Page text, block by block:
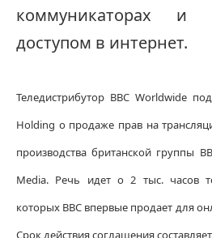
коммуникаторах и
доступом в интернет.
Теледистрибутор BBC Worldwide
Holding о продаже прав на
производства британской группы
Media. Речь идет о 2 тыс. часов
которых BBC впервые продает для
Срок действия соглашения